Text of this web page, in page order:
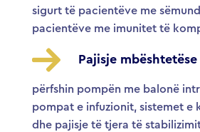
sigurt të pacientëve me
pacientëve me imunitet të
Pajisje
përfshin pompën me balonë
pompat e infuzionit, sistemet
dhe pajisje të tjera të